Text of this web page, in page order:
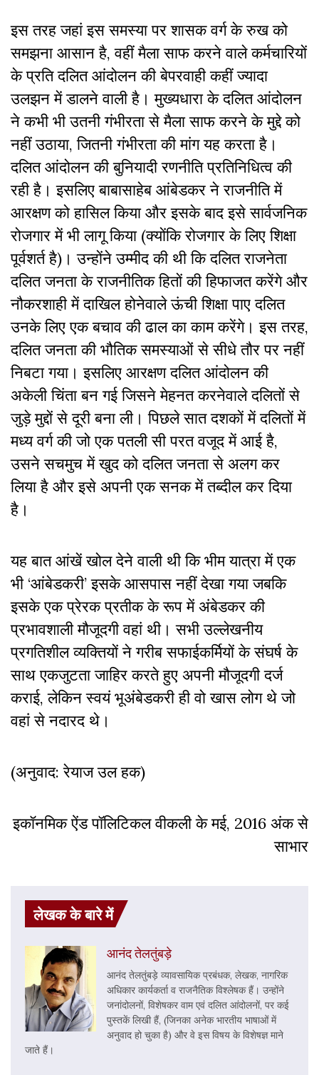
इस तरह जहां इस समस्या पर शासक वर्ग के रुख को
समझना आसान है, वहीं मैला साफ करने वाले कर्मचारियों
के प्रति दलित आंदोलन की बेपरवाही कहीं ज्यादा
उलझन में डालने वाली है। मुख्यधारा के दलित आंदोलन
ने कभी भी उतनी गंभीरता से मैला साफ करने के मुद्दे को
नहीं उठाया, जितनी गंभीरता की मांग यह करता है।
दलित आंदोलन की बुनियादी रणनीति प्रतिनिधित्व की
रही है। इसलिए बाबासाहेब आंबेडकर ने राजनीति में
आरक्षण को हासिल किया और इसके बाद इसे सार्वजनिक
रोजगार में भी लागू किया (क्योंकि रोजगार के लिए शिक्षा
पूर्वशर्त है)। उन्होंने उम्मीद की थी कि दलित राजनेता
दलित जनता के राजनीतिक हितों की हिफाजत करेंगे और
नौकरशाही में दाखिल होनेवाले ऊंची शिक्षा पाए दलित
उनके लिए एक बचाव की ढाल का काम करेंगे। इस तरह,
दलित जनता की भौतिक समस्याओं से सीधे तौर पर नहीं
निबटा गया। इसलिए आरक्षण दलित आंदोलन की
अकेली चिंता बन गई जिसने मेहनत करनेवाले दलितों से
जुड़े मुद्दों से दूरी बना ली। पिछले सात दशकों में दलितों में
मध्य वर्ग की जो एक पतली सी परत वजूद में आई है,
उसने सचमुच में खुद को दलित जनता से अलग कर
लिया है और इसे अपनी एक सनक में तब्दील कर दिया
है।
यह बात आंखें खोल देने वाली थी कि भीम यात्रा में एक
भी ‘आंबेडकरी’ इसके आसपास नहीं देखा गया जबकि
इसके एक प्रेरक प्रतीक के रूप में अंबेडकर की
प्रभावशाली मौजूदगी वहां थी। सभी उल्लेखनीय
प्रगतिशील व्यक्तियों ने गरीब सफाईकर्मियों के संघर्ष के
साथ एकजुटता जाहिर करते हुए अपनी मौजूदगी दर्ज
कराई, लेकिन स्वयं भूअंबेडकरी ही वो खास लोग थे जो
वहां से नदारद थे।
(अनुवाद: रेयाज उल हक)
इकॉनमिक ऐंड पॉलिटिकल वीकली के मई, 2016 अंक से
साभार
लेखक के बारे में
आनंद तेलतुंबड़े
आनंद तेलतुंबड़े व्यावसायिक प्रबंधक, लेखक, नागरिक
अधिकार कार्यकर्ता व राजनैतिक विश्लेषक हैं। उन्होंने
जनांदोलनों, विशेषकर वाम एवं दलित आंदोलनों, पर कई
पुस्तकें लिखी हैं, (जिनका अनेक भारतीय भाषाओं में
अनुवाद हो चुका है) और वे इस विषय के विशेषज्ञ माने
जाते हैं।